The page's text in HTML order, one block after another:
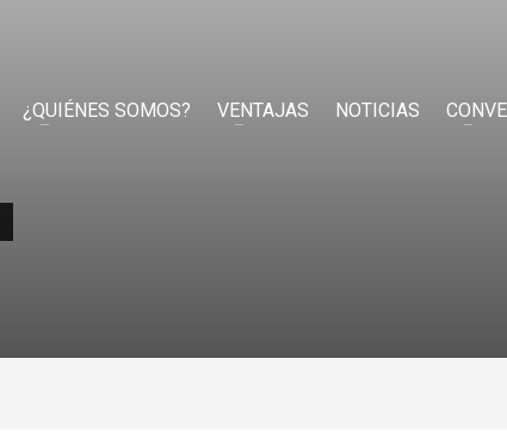
¿QUIÉNES SOMOS? VENTAJAS NOTICIAS